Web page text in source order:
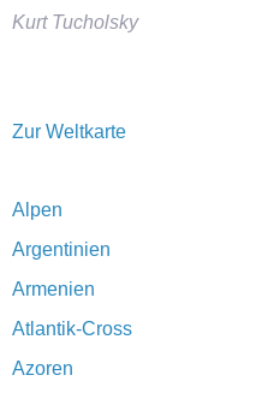
Kurt Tucholsky
Zur Weltkarte
Alpen
Argentinien
Armenien
Atlantik-Cross
Azoren